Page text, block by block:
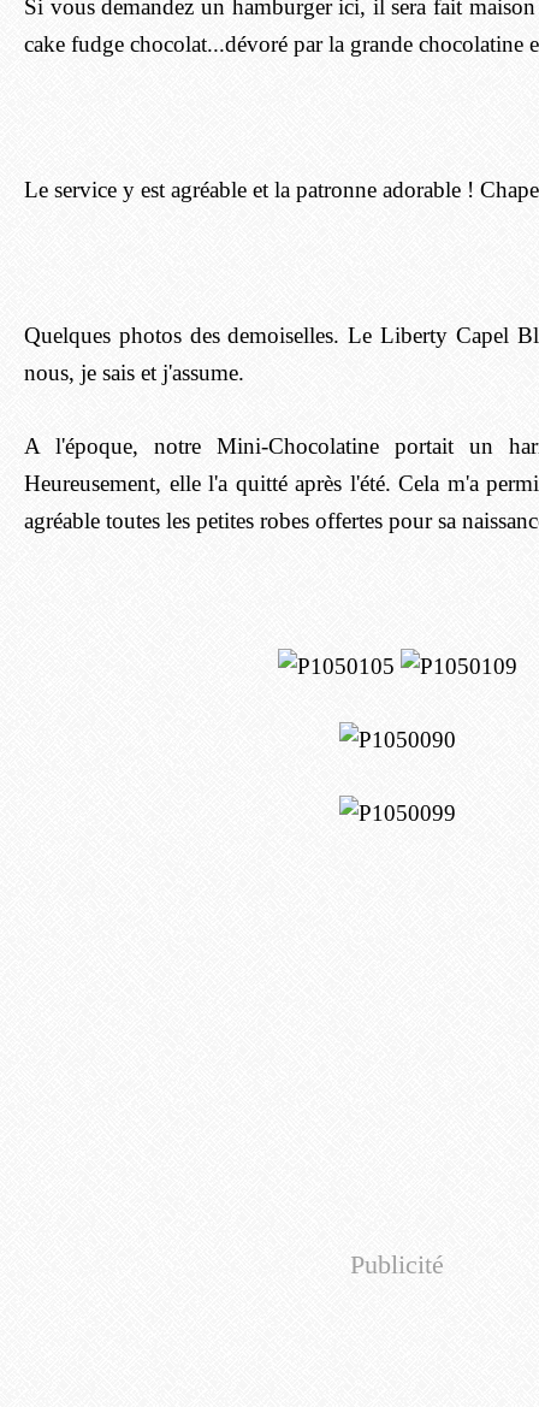
Si vous demandez un hamburger ici, il sera fait
cake fudge chocolat...dévoré par la grande chocolatine
Le service y est agréable et la patronne adorable !
Quelques photos des demoiselles. Le Liberty Capel
nous, je sais et j'assume.
A l'époque, notre Mini-Chocolatine portait un
Heureusement, elle l'a quitté après l'été. Cela m'a
agréable toutes les petites robes offertes pour sa
Publicité